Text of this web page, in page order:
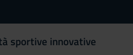
sportive innovative